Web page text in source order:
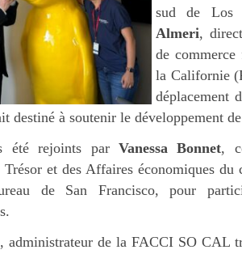
sud de Los
Almeri,
de
la Californie
déplacement
destiné à soutenir le développement
été rejoints par Vanessa Bonnet,
et des Affaires économiques du
de San Francisco, pour
, administrateur de la FACCI SO CAL